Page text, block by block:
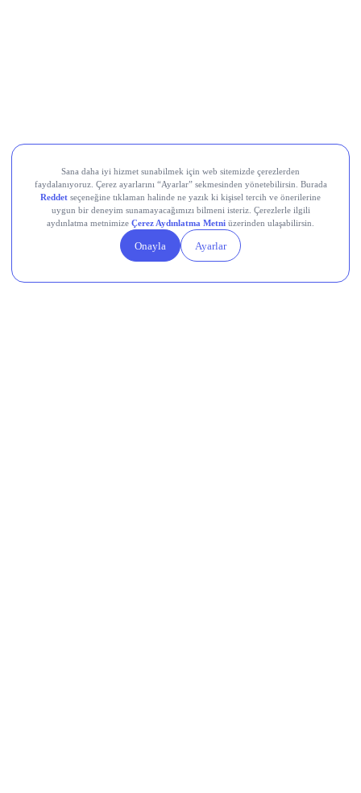
Teknik Analiz Nedir?